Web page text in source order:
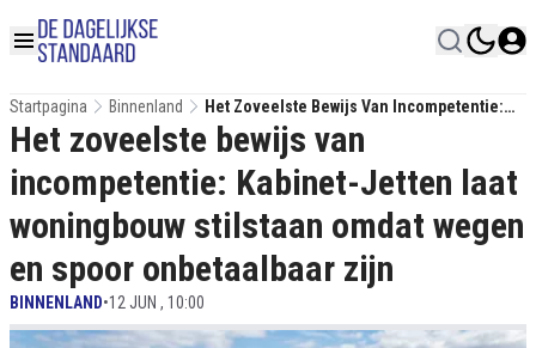
Startpagina Binnenland
Het Zoveelste Bewijs Van Incompetentie:
Kabinet-Jetten Laat Woningbouw Stilstaan
Omdat Wegen En Spoor Onbetaalbaar Zijn
Het zoveelste bewijs van
incompetentie: Kabinet-Jetten laat
woningbouw stilstaan omdat wegen
en spoor onbetaalbaar zijn
BINNENLAND•12 JUN , 10:00